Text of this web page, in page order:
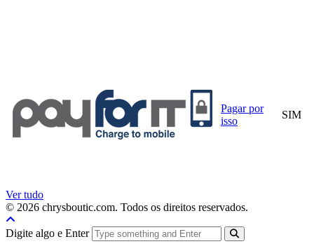
Pagar por
isso
SIM
Ver tudo
© 2026 chrysboutic.com. Todos os direitos reservados.
Digite algo e Enter